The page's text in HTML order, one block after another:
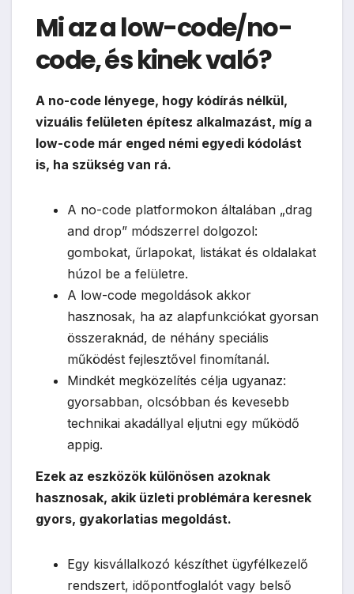
Mi az a low-code/no-
code, és kinek való?
A no-code lényege, hogy kódírás nélkül,
vizuális felületen építesz alkalmazást, míg a
low-code már enged némi egyedi kódolást
is, ha szükség van rá.
A no-code platformokon általában „drag
and drop” módszerrel dolgozol:
gombokat, űrlapokat, listákat és oldalakat
húzol be a felületre.
A low-code megoldások akkor
hasznosak, ha az alapfunkciókat gyorsan
összeraknád, de néhány speciális
működést fejlesztővel finomítanál.
Mindkét megközelítés célja ugyanaz:
gyorsabban, olcsóbban és kevesebb
technikai akadállyal eljutni egy működő
appig.
Ezek az eszközök különösen azoknak
hasznosak, akik üzleti problémára keresnek
gyors, gyakorlatias megoldást.
Egy kisvállalkozó készíthet ügyfélkezelő
rendszert, időpontfoglalót vagy belső